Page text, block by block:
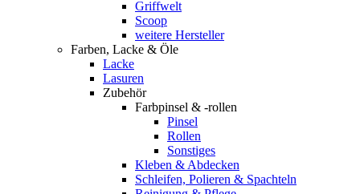
Griffwelt
Scoop
weitere Hersteller
Farben, Lacke & Öle
Lacke
Lasuren
Zubehör
Farbpinsel & -rollen
Pinsel
Rollen
Sonstiges
Kleben & Abdecken
Schleifen, Polieren & Spachteln